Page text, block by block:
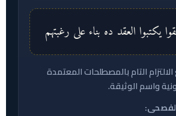
يكتبوا العقد ده بناء على رغبتهم
التام بالمصطلحات المعتمدة
واسم الوثيقة.